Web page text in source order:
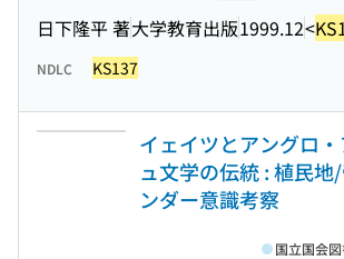
日下隆平 著大学教育出版1999.12<
NDLC KS137
イェイツとアングロ
ュ文学の伝統 : 植民地
ンダー意識考察
国立国会